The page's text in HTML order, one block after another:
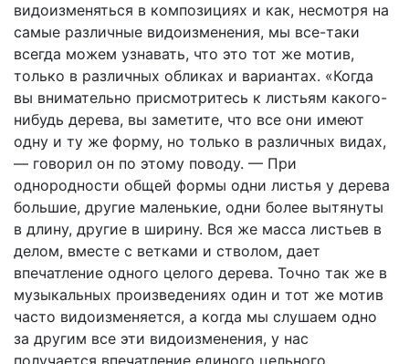
видоизменяться в композициях и как, несмотря на
самые различные видоизменения, мы все-таки
всегда можем узнавать, что это тот же мотив,
только в различных обликах и вариантах. «Когда
вы внимательно присмотритесь к листьям какого-
нибудь дерева, вы заметите, что все они имеют
одну и ту же форму, но только в различных видах,
— говорил он по этому поводу. — При
однородности общей формы одни листья у дерева
большие, другие маленькие, одни более вытянуты
в длину, другие в ширину. Вся же масса листьев в
делом, вместе с ветками и стволом, дает
впечатление одного целого дерева. Точно так же в
музыкальных произведениях один и тот же мотив
часто видоизменяется, а когда мы слушаем одно
за другим все эти видоизменения, у нас
получается впечатление единого цельного